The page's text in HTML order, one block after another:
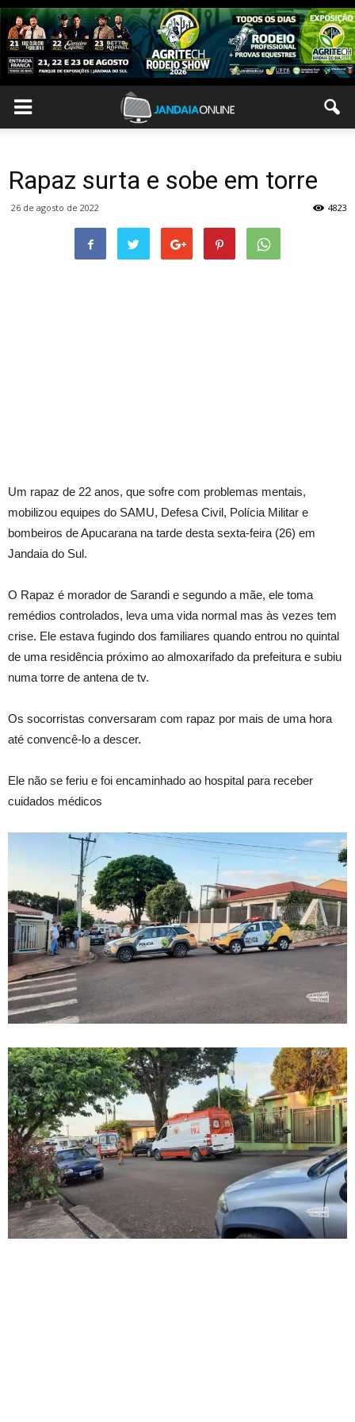
Rapaz surta e sobe em torre
26 de agosto de 2022 4823
Um rapaz de 22 anos, que sofre com problemas mentais,
mobilizou equipes do SAMU, Defesa Civil, Polícia Militar e
bombeiros de Apucarana na tarde desta sexta-feira (26) em
Jandaia do Sul.
O Rapaz é morador de Sarandi e segundo a mãe, ele toma
remédios controlados, leva uma vida normal mas às vezes tem
crise. Ele estava fugindo dos familiares quando entrou no quintal
de uma residência próximo ao almoxarifado da prefeitura e subiu
numa torre de antena de tv.
Os socorristas conversaram com rapaz por mais de uma hora
até convencê-lo a descer.
Ele não se feriu e foi encaminhado ao hospital para receber
cuidados médicos